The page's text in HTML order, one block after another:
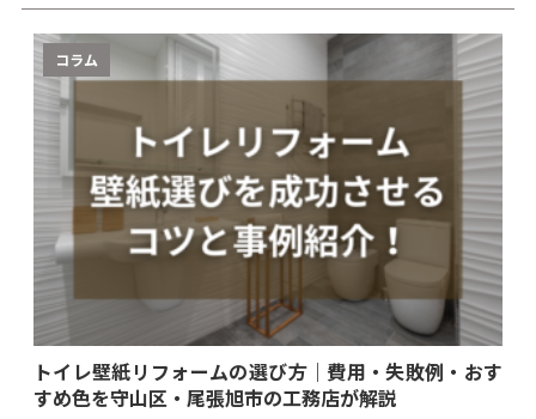
コラム
トイレ壁紙リフォームの選び方｜費用・失敗例・おす
すめ色を守山区・尾張旭市の工務店が解説